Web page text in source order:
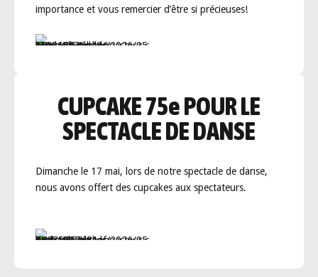
importance et vous remercier d’être si précieuses!
CUPCAKE 75e POUR LE
SPECTACLE DE DANSE
Dimanche le 17 mai, lors de notre spectacle de danse,
nous avons offert des cupcakes aux spectateurs.